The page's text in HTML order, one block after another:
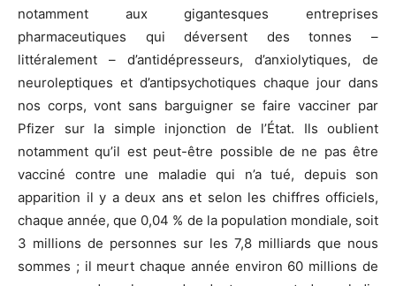
notamment aux gigantesques entreprises
pharmaceutiques qui déversent des tonnes –
littéralement – d’antidépresseurs, d’anxiolytiques, de
neuroleptiques et d’antipsychotiques chaque jour dans
nos corps, vont sans barguigner se faire vacciner par
Pfizer sur la simple injonction de l’État. Ils oublient
notamment qu’il est peut-être possible de ne pas être
vacciné contre une maladie qui n’a tué, depuis son
apparition il y a deux ans et selon les chiffres officiels,
chaque année, que 0,04 % de la population mondiale, soit
3 millions de personnes sur les 7,8 milliards que nous
sommes ; il meurt chaque année environ 60 millions de